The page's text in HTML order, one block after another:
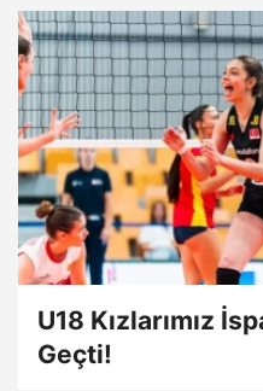
U18 Kızlarımız
Geçti!